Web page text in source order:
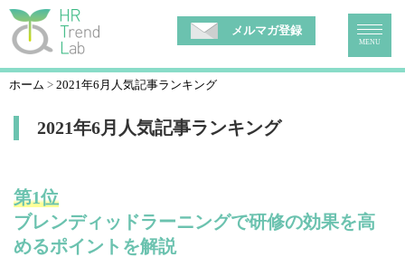
メルマガ登録
MENU
ホーム 2021年6月人気記事ランキング
2021年6月人気記事ランキング
第1位
ブレンディッドラーニングで研修の効果を高
めるポイントを解説